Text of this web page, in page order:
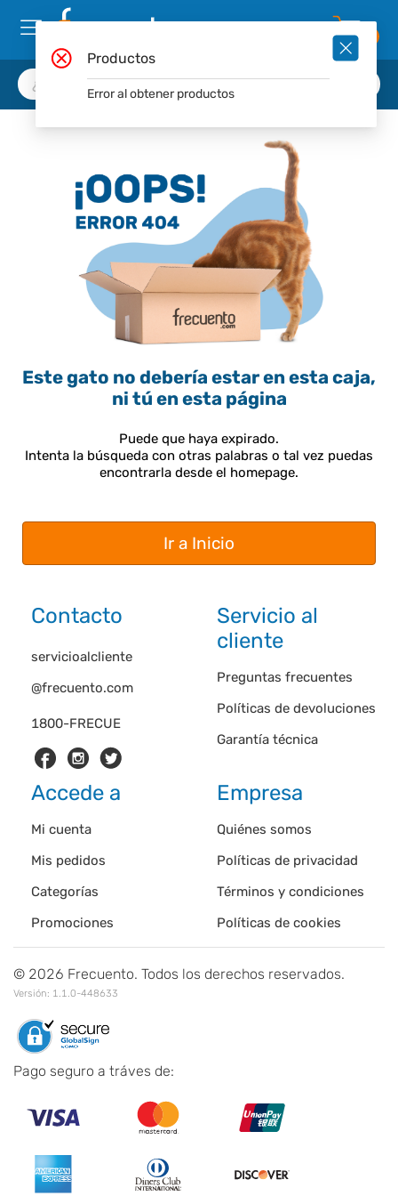
Este gato no debería estar en esta caja,
ni tú en esta página
Puede que haya expirado.
Intenta la búsqueda con otras palabras o tal vez puedas
encontrarla desde el homepage.
Ir a Inicio
Contacto
1800-FRECUE
servicioalcliente
@frecuento.com
Servicio al
cliente
Preguntas frecuentes
Políticas de devoluciones
Garantía técnica
Accede a
Mi cuenta
Mis pedidos
Categorías
Promociones
Empresa
Quiénes somos
Políticas de privacidad
Términos y condiciones
Políticas de cookies
© 2026 Frecuento. Todos los derechos reservados.
Versión: 1.1.0-448633
Pago seguro a tráves de:
Productos
Error al obtener productos